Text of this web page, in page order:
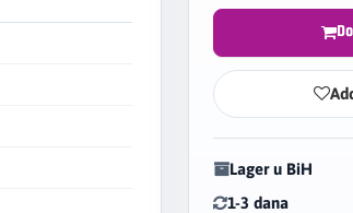
Lager u BiH
1-3 dana